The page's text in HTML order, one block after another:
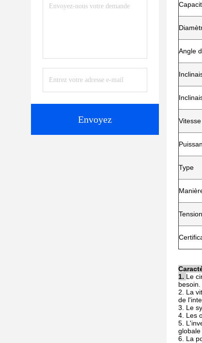
Envoyez
Angle
Type
1. Le
besoin.
2. La
de
3. Le
4. Les
5.
6. La